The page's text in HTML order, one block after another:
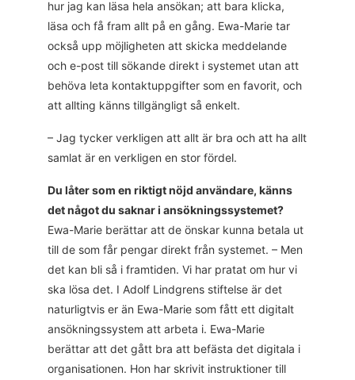
hur jag kan läsa hela ansökan; att bara klicka,
läsa och få fram allt på en gång. Ewa-Marie tar
också upp möjligheten att skicka meddelande
och e-post till sökande direkt i systemet utan att
behöva leta kontaktuppgifter som en favorit, och
att allting känns tillgängligt så enkelt.
– Jag tycker verkligen att allt är bra och att ha allt
samlat är en verkligen en stor fördel.
Du låter som en riktigt nöjd användare, känns
det något du saknar i ansökningssystemet?
Ewa-Marie berättar att de önskar kunna betala ut
till de som får pengar direkt från systemet. – Men
det kan bli så i framtiden. Vi har pratat om hur vi
ska lösa det. I Adolf Lindgrens stiftelse är det
naturligtvis er än Ewa-Marie som fått ett digitalt
ansökningssystem att arbeta i. Ewa-Marie
berättar att det gått bra att befästa det digitala i
organisationen. Hon har skrivit instruktioner till